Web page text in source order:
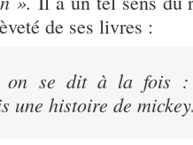
de ses livres :
on se dit à la fois
une histoire de